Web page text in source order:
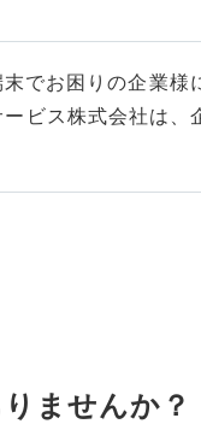
でお困りの企業
ビス株式会社は
ませんか？